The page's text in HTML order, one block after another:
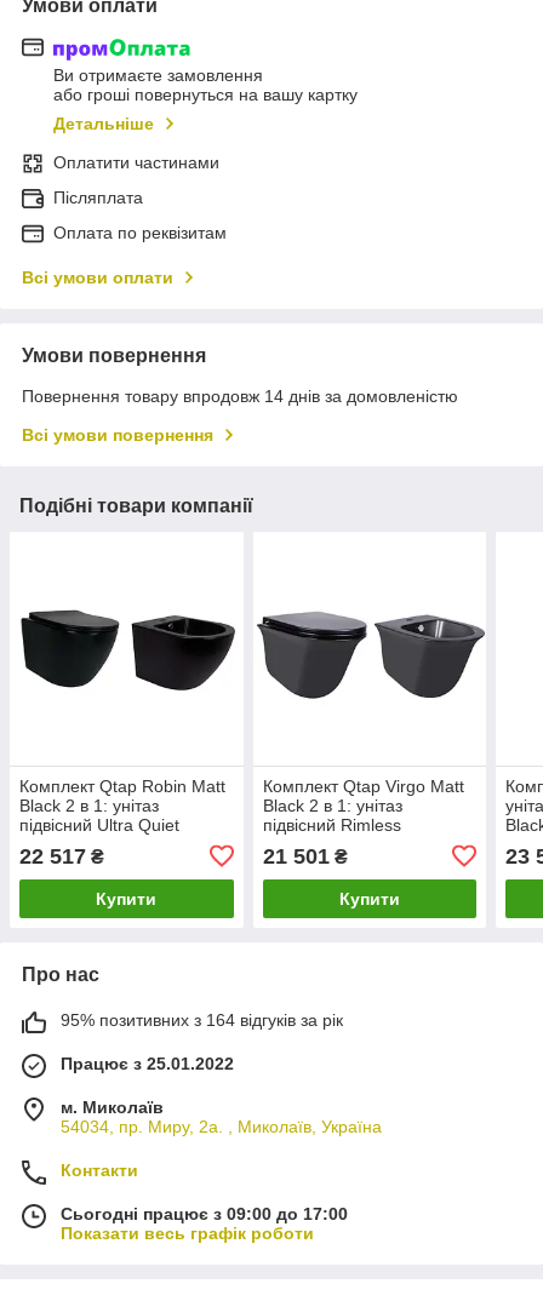
Умови оплати
Ви отримаєте замовлення
або гроші повернуться на вашу картку
Детальніше
Оплатити частинами
Післяплата
Оплата по реквізитам
Всі умови оплати
Умови повернення
Повернення товару впродовж 14 днів за домовленістю
Всі умови повернення
Подібні товари компанії
Комплект Qtap Robin Matt
Black 2 в 1: унітаз
підвісний Ultra Quiet
QT13332381АSMB + біде
підвісне QT1355046FMB
22 517 ₴
Купити
Комплект Qtap Virgo Matt
Black 2 в 1: унітаз
підвісний Rimless
QT1833051ERMB + біде
підвісне QT1855051FMB
21 501₴
Купити
Aria
23
Про нас
95% позитивних з 164 відгуків за рік
Працює з 25.01.2022
м. Миколаїв
54034, пр. Миру, 2а. , Миколаїв, Україна
Контакти
Сьогодні працює з 09:00 до 17:00
Показати весь графік роботи